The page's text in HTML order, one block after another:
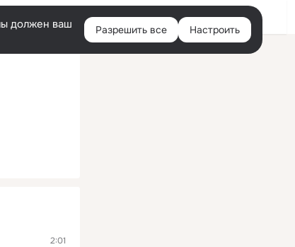
Войти
должен ваш
Разрешить все Настроить
2:01